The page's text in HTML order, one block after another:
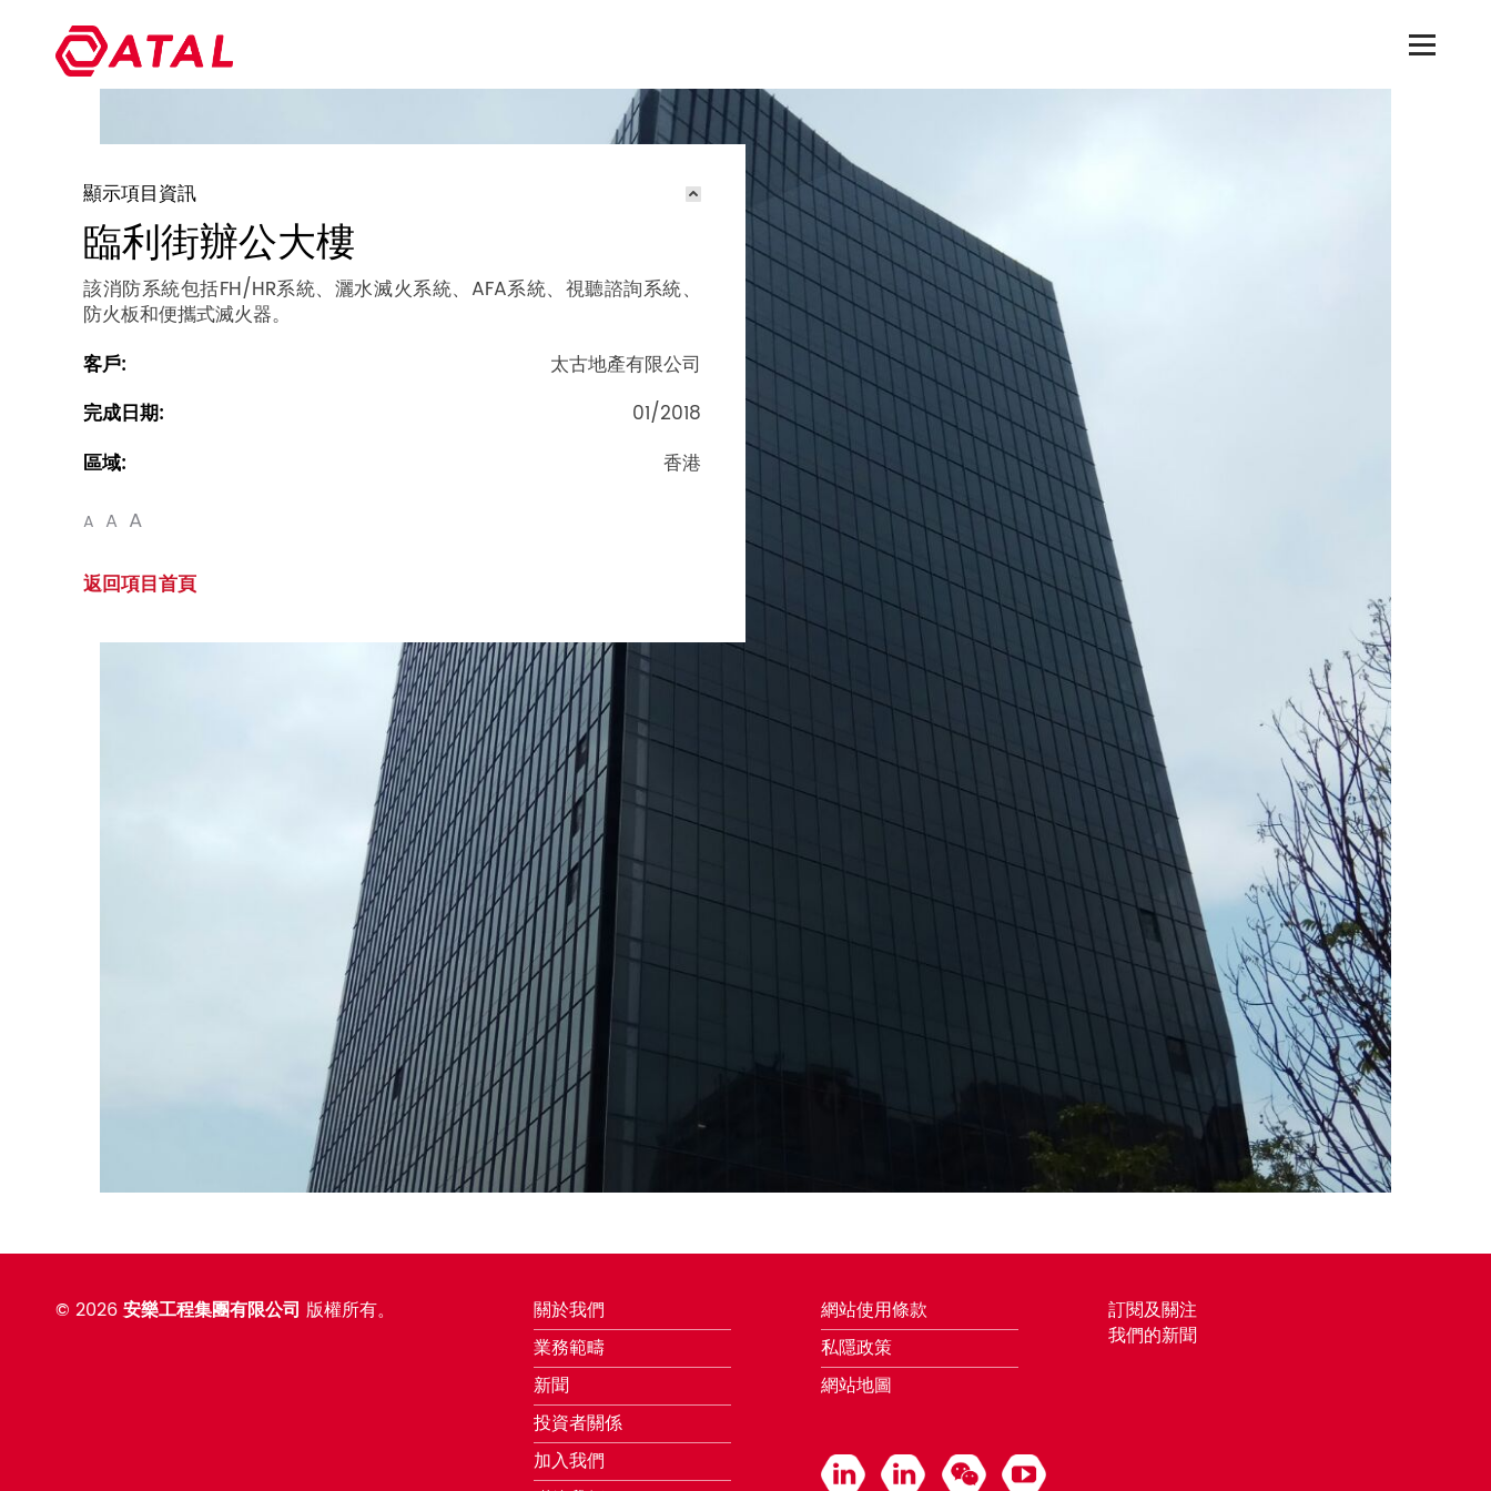
顯示項目資訊
臨利街辦公大樓
該消防系統包括FH/HR系統、灑水滅火系統、AFA系統、視聽諮詢系統、
防火板和便攜式滅火器。
客戶:
太古地產有限公司
完成日期:
01/2018
區域:
香港
A A A
返回項目首頁
© 2026安樂工程集團有限公司 版權所有。
關於我們
業務範疇
新聞
投資者關係
加入我們
網站使用條款
私隱政策
網站地圖
訂閱及關注
我們的新聞